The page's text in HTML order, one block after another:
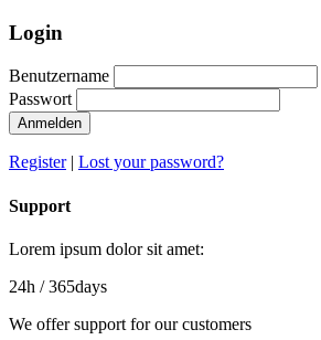
Login
Benutzername
Passwort
Anmelden
Register| Lost your password?
Support
Lorem ipsum dolor sit amet:
24h / 365days
We offer support for our customers